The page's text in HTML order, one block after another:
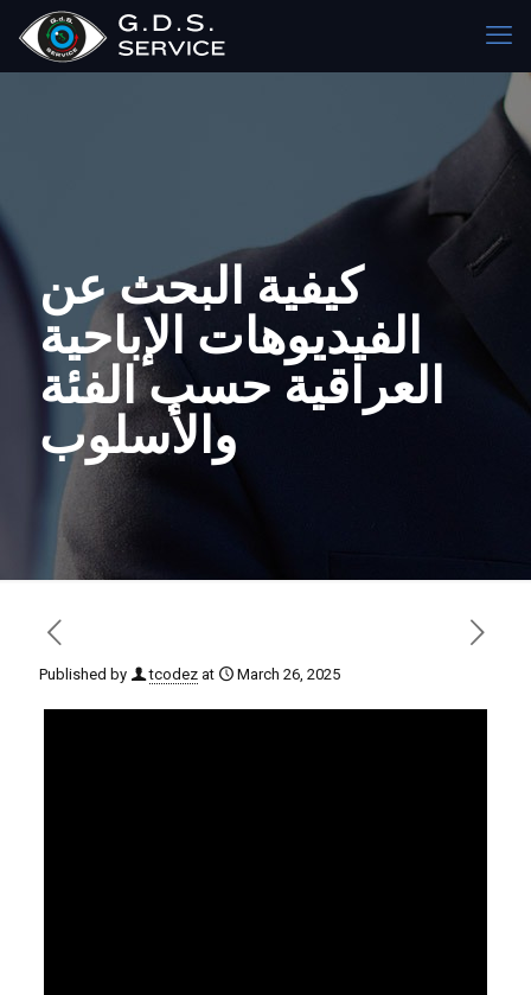
كيفية البحث عن
الفيديوهات الإباحية
العراقية حسب الفئة
والأسلوب
Published by tcodez at March 26, 2025